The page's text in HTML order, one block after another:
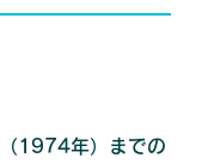
1974年）までの